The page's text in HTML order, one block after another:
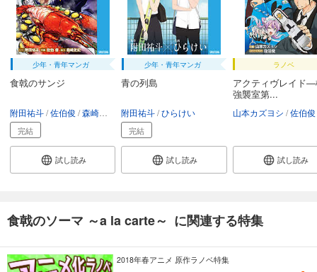
少年・青年マンガ
食戟のサンジ
附田祐斗 佐伯俊 森崎友紀 尾田栄一郎
完結
試し読み
少年・青年マンガ
青の列島
附田祐斗 ひらけい
完結
試し読み
ラノベ
アクティヴレイド
強襲室第...
山本カズヨシ 佐伯俊
試し読み
食戟のソーマ ～a la carte～ に関連する特集
2018年春アニメ 原作ラノベ特集